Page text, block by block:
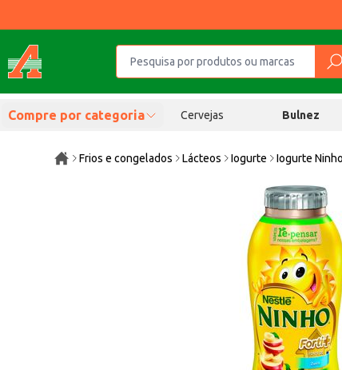
Compre por categoria Cervejas Bulnez
Frios e congelados Lácteos Iogurte Iogurte